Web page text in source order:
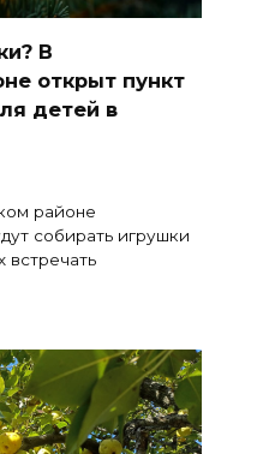
В
открыт пункт
детей в
районе
собирать игрушки
встречать